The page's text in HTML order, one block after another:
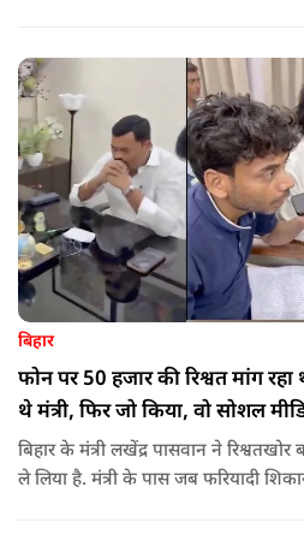
को गोद लेने के लिए पीएम से अपील भी की
बिहार
फोन पर 50 हजार की रिश्वत मांग
थे मंत्री, फिर जो किया, वो सोशल
बिहार के मंत्री लखेंद्र पासवान ने
ले लिया है. मंत्री के पास जब फरियादी